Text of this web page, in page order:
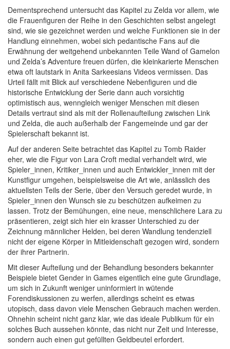
Dementsprechend untersucht das Kapitel zu Zelda vor allem, wie
die Frauenfiguren der Reihe in den Geschichten selbst angelegt
sind, wie sie gezeichnet werden und welche Funktionen sie in der
Handlung einnehmen, wobei sich pedantische Fans auf die
Erwähnung der weitgehend unbekannten Teile Wand of Gamelon
und Zelda’s Adventure freuen dürfen, die kleinkarierte Menschen
etwa oft lautstark in Anita Sarkeesians Videos vermissen. Das
Urteil fällt mit Blick auf verschiedene Nebenfiguren und die
historische Entwicklung der Serie dann auch vorsichtig
optimistisch aus, wenngleich weniger Menschen mit diesen
Details vertraut sind als mit der Rollenaufteilung zwischen Link
und Zelda, die auch außerhalb der Fangemeinde und gar der
Spielerschaft bekannt ist.
Auf der anderen Seite betrachtet das Kapitel zu Tomb Raider
eher, wie die Figur von Lara Croft medial verhandelt wird, wie
Spieler_innen, Kritiker_innen und auch Entwickler_innen mit der
Kunstfigur umgehen, beispielsweise die Art wie, anlässlich des
aktuellsten Teils der Serie, über den Versuch geredet wurde, in
Spieler_innen den Wunsch sie zu beschützen aufkeimen zu
lassen. Trotz der Bemühungen, eine neue, menschlichere Lara zu
präsentieren, zeigt sich hier ein krasser Unterschied zu der
Zeichnung männlicher Helden, bei deren Wandlung tendenziell
nicht der eigene Körper in Mitleidenschaft gezogen wird, sondern
der ihrer Partnerin.
Mit dieser Aufteilung und der Behandlung besonders bekannter
Beispiele bietet Gender in Games eigentlich eine gute Grundlage,
um sich in Zukunft weniger uninformiert in wütende
Forendiskussionen zu werfen, allerdings scheint es etwas
utopisch, dass davon viele Menschen Gebrauch machen werden.
Ohnehin scheint nicht ganz klar, wie das ideale Publikum für ein
solches Buch aussehen könnte, das nicht nur Zeit und Interesse,
sondern auch einen gut gefüllten Geldbeutel erfordert.